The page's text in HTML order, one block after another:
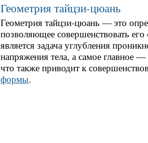
Геометрия тайцзи-цюань
Геометрия тайцзи-цюань — это
позволяющее совершенствовать
является задача углубления
напряжения тела, а самое главное
что также приводит к
формы.